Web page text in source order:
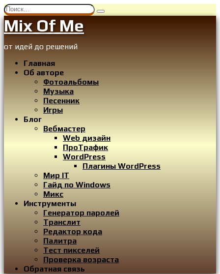
Перейти
к
содержанию
Search
for:
Mix Of Me
от идей до решений
Главная
Об авторе
Фотоальбомы
Музыка
Песенник
Игры
Блог
Вебмастер
Web дизайн
ПроТрафик
WordPress
Плагины WordPress
Мир IT
Гайд по Windows
Микс
Инструменты
Генератор паролей
Транслит
Редактор кода
Палитра
Тест пикселей
Проверка возраста
Обратная связь